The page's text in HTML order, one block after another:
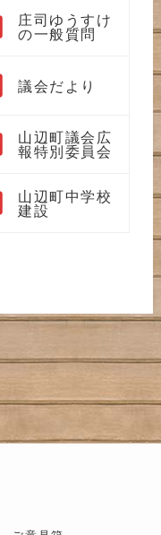
庄司ゆうすけ
の一般質問
議会だより
山辺町議会広
報特別委員会
山辺町中学校
建設